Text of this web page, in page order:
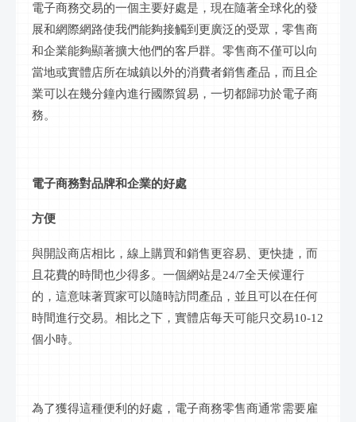
電子商務交易的一個主要好處是，現在隨著全球化的發
展和網際網路使我們能夠接觸到更廣泛的受眾，零售商
和企業能夠顯著擴大他們的客戶群。零售商不僅可以向
當地或實體店所在城鎮以外的消費者銷售產品，而且企
業可以在幾分鐘內進行國際貿易，一切都歸功於電子商
務。
電子商務對品牌和企業的好處
方便
與開設商店相比， 線上購買和銷售更容易、更快捷，而
且花費的時間也少得多。一個網站是24/7全天候運行
的，這意味著買家可以隨時訪問產品，並且可以在任何
時間進行交易。相比之下，實體店每天可能只交易10-12
個小時。
為了獲得這種便利的好處，電子商務零售商通常需要雇